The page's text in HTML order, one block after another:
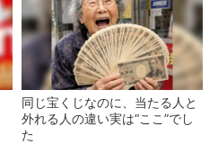
同じ宝くじなのに、当たる人と
外れる人の違い実は“ここ”でし
た